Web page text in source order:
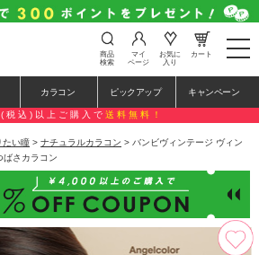
t
o
e
n
a
a
i
o
n
商品
検索
マイ
ページ
お気に
入り
カート
カラコン ピックアップ キャンペーン
込)以上ご購入で 送料無料！
たい瞳 > ナチュラルカラコン > バンビヴィンテージ ヴィン
ばさカラコン